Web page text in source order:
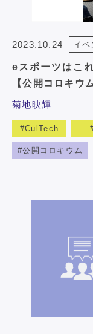
2023.10.24 イベ
eスポーツはこ
【公開コロキウ
菊地映輝
CulTech
公開コロキウム